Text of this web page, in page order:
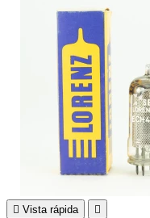
 Vista rápida 